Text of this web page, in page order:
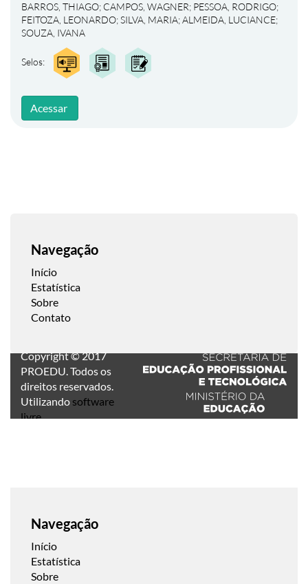
BARROS, THIAGO; CAMPOS, WAGNER; PESSOA, RODRIGO;
FEITOZA, LEONARDO;SILVA, MARIA;ALMEIDA, LUCIANCE;
SOUZA, IVANA
Selos:
Acessar
Navegação
Início
Estatística
Sobre
Contato
Copyright © 2017
PROEDU. Todos os
direitos reservados.
Utilizando software
livre.
Navegação
Início
Estatística
Sobre